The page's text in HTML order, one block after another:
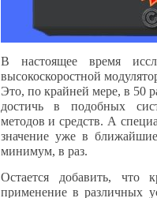
В настоящее время
высокоскоростной
Это, по крайней мере, в 50
достичь в подобных
методов и средств. А
значение уже в
минимум, в раз.
Остается добавить, что
применение в различных